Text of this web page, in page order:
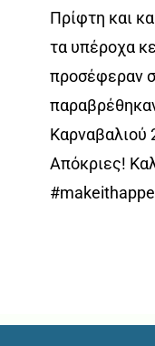
Πρίφτη και
τα υπέροχα
προσέφεραν
Καρναβαλιού
Απόκριες!